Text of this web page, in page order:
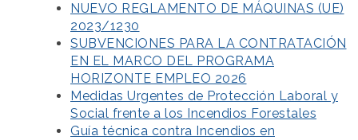
NUEVO REGLAMENTO DE MÁQUINAS (UE)
2023/1230
SUBVENCIONES PARA LA CONTRATACIÓN
EN EL MARCO DEL PROGRAMA
HORIZONTE EMPLEO 2026
Medidas Urgentes de Protección Laboral y
Social frente a los Incendios Forestales
Guía técnica contra Incendios en